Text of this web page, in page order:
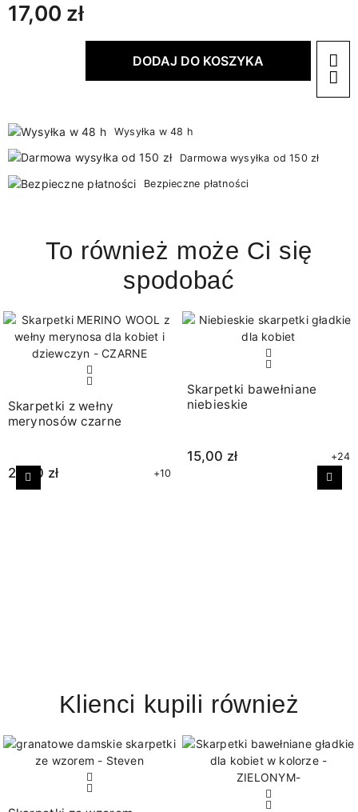
17,00 zł
DODAJ DO KOSZYKA
Wysyłka w 48 h
Darmowa wysyłka od 150 zł
Bezpieczne płatności
To również może Ci się
spodobać
Skarpetki z wełny
merynosów czarne
27,00 zł +10
Skarpetki bawełniane
niebieskie
15,00 zł +24
Poprzedni
Klienci kupili również